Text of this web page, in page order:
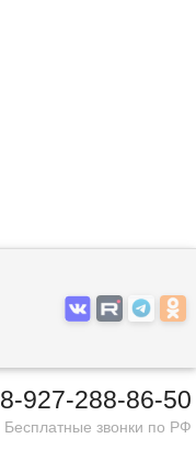
8-927-288-86-50
Бесплатные звонки по РФ